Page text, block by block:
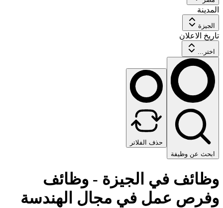
المدينة
الجيزة
تاريخ الاعلان
اختر...
ابحث عن وظيفة
حذف الفلاتر
وظائف في الجيزة - وظائف
وفرص عمل في مجال الهندسة